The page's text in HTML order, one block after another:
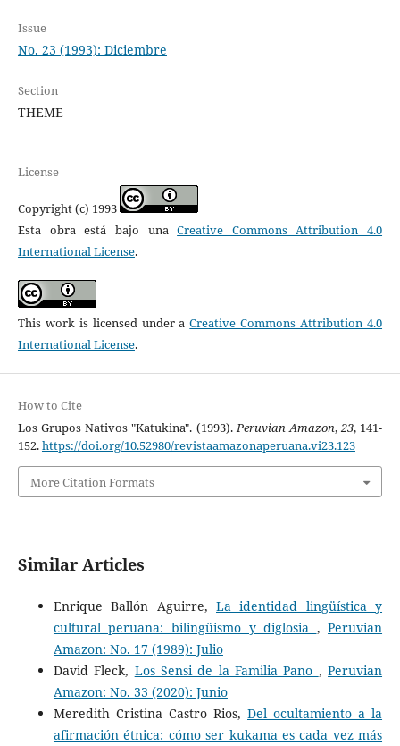
Issue
No. 23 (1993): Diciembre
Section
THEME
License
Copyright (c) 1993
Esta obra está bajo unaCreative Commons Attribution 4.0
International License.
This work is licensed under aCreative Commons Attribution 4.0
International License.
How to Cite
Los Grupos Nativos "Katukina". (1993).Peruvian Amazon, 23, 141-
152.https://doi.org/10.52980/revistaamazonaperuana.vi23.123
More Citation Formats
Similar Articles
Enrique Ballón Aguirre, La identidad lingüística y
cultural peruana: bilingüismo y diglosia ,Peruvian
Amazon: No. 17 (1989): Julio
David Fleck, Los Sensi de la Familia Pano ,Peruvian
Amazon: No. 33 (2020): Junio
Meredith Cristina Castro Rios,Del ocultamiento a la
afirmación étnica: cómo ser kukama es cada vez más